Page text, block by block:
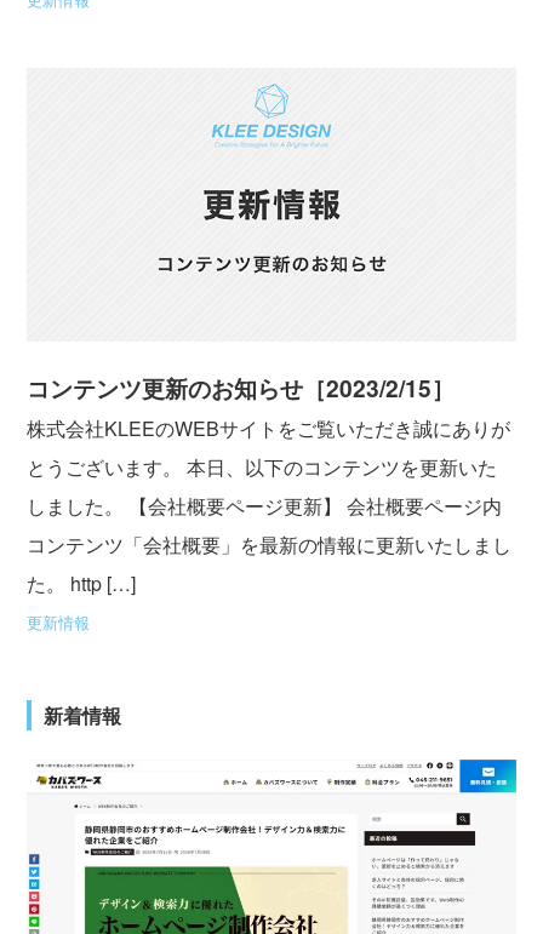
コンテンツ更新のお知らせ［2023/2/15］
株式会社KLEEのWEBサイトをご覧いただき誠にありが
とうございます。 本日、以下のコンテンツを更新いた
しました。 【会社概要ページ更新】 会社概要ページ内
コンテンツ「会社概要」を最新の情報に更新いたしまし
た。 http […]
更新情報
新着情報